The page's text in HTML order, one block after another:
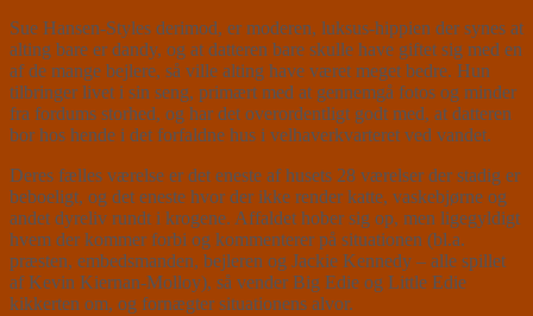
Sue Hansen-Styles derimod, er moderen, luksus-hippien der synes at
alting bare er dandy, og at datteren bare skulle have giftet sig med en
af de mange bejlere, så ville alting have været meget bedre. Hun
tilbringer livet i sin seng, primært med at gennemgå fotos og minder
fra fordums storhed, og har det overordentligt godt med, at datteren
bor hos hende i det forfaldne hus i velhaverkvarteret ved vandet.
Deres fælles værelse er det eneste af husets 28 værelser der stadig er
beboeligt, og det eneste hvor der ikke render katte, vaskebjørne og
andet dyreliv rundt i krogene. Affaldet hober sig op, men ligegyldigt
hvem der kommer forbi og kommenterer på situationen (bl.a.
præsten, embedsmanden, bejleren og Jackie Kennedy – alle spillet
af Kevin Kiernan-Molloy), så vender Big Edie og Little Edie
kikkerten om, og fornægter situationens alvor.